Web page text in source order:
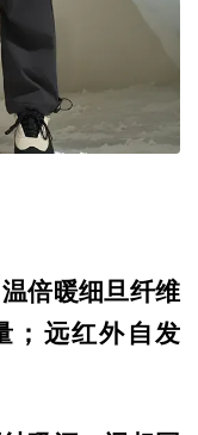
倍暖细旦纤维
；远红外自发